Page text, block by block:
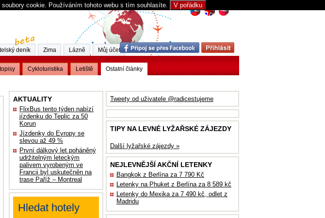
cookie. Používáním tohoto webu s tím souhlasíte. V pořádku
Tweety od uživatele @radicestujeme
TIPY NA LEVNÉ LYŽAŘSKÉ ZÁJEZDY
Další lyžařské zájezdy »
NEJLEVNĚJŠÍ AKČNÍ LETENKY
Bangkok z Berlína za 7 790 Kč
Letenky na Phuket z Berlína za 8 589 kč
Letenky do Mexika za 7 490 kč, odlet z
Madridu
AKTUALITY
FlixBus tento týden nabízí
jízdenku do Teplic za 50
Korun
Jízdenky do Evropy se
slevou až 49 %
První dálkový let poháněný
udržitelným leteckým
palivem vyrobeným ve
Francii byl uskutečněn na
trase Paříž – Montreal
Hledat hotely
Cykloturistika Letiště Ostatní články
deník Zima Lázně Můj účet